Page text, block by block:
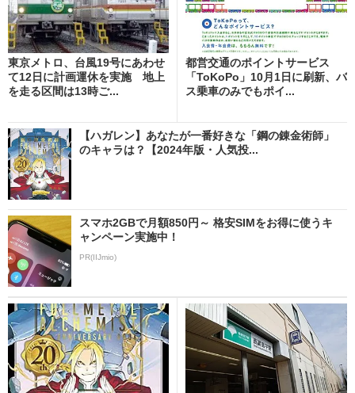
東京メトロ、台風19号にあわせ
て12日に計画運休を実施 地上
を走る区間は13時ご...
都営交通のポイントサービス
「ToKoPo」10月1日に刷新、バ
ス乗車のみでもポイ...
【ハガレン】あなたが一番好きな「鋼の錬金術師」
のキャラは？【2024年版・人気投...
スマホ2GBで月額850円～ 格安SIMをお得に使うキ
ャンペーン実施中！
PR(IIJmio)